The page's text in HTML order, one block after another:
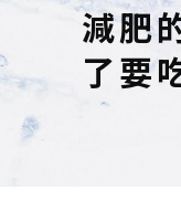
減肥
了要